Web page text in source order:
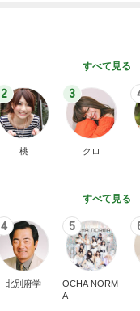
すべて見る
2
桃
3
クロ
すべて見る
4
北別府学
5
OCHA NORM
A